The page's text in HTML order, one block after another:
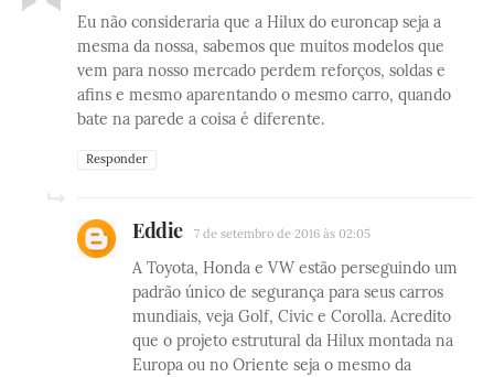
Eu não consideraria que a Hilux do euroncap seja a
mesma da nossa, sabemos que muitos modelos que
vem para nosso mercado perdem reforços, soldas e
afins e mesmo aparentando o mesmo carro, quando
bate na parede a coisa é diferente.
Responder
Eddie 7 de setembro de 2016 às 02:05
A Toyota, Honda e VW estão perseguindo um
padrão único de segurança para seus carros
mundiais, veja Golf, Civic e Corolla. Acredito
que o projeto estrutural da Hilux montada na
Europa ou no Oriente seja o mesmo da